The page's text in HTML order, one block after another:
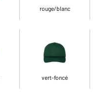
rouge/blanc
vert-foncé